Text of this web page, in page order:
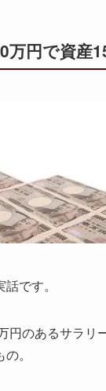
万円で資産
です。
円のあるサラリ
。